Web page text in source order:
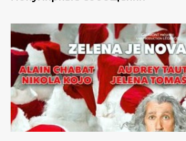
в
и
т
ь
к
о
м